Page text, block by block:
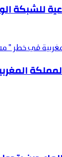
للشبكة
في خطر